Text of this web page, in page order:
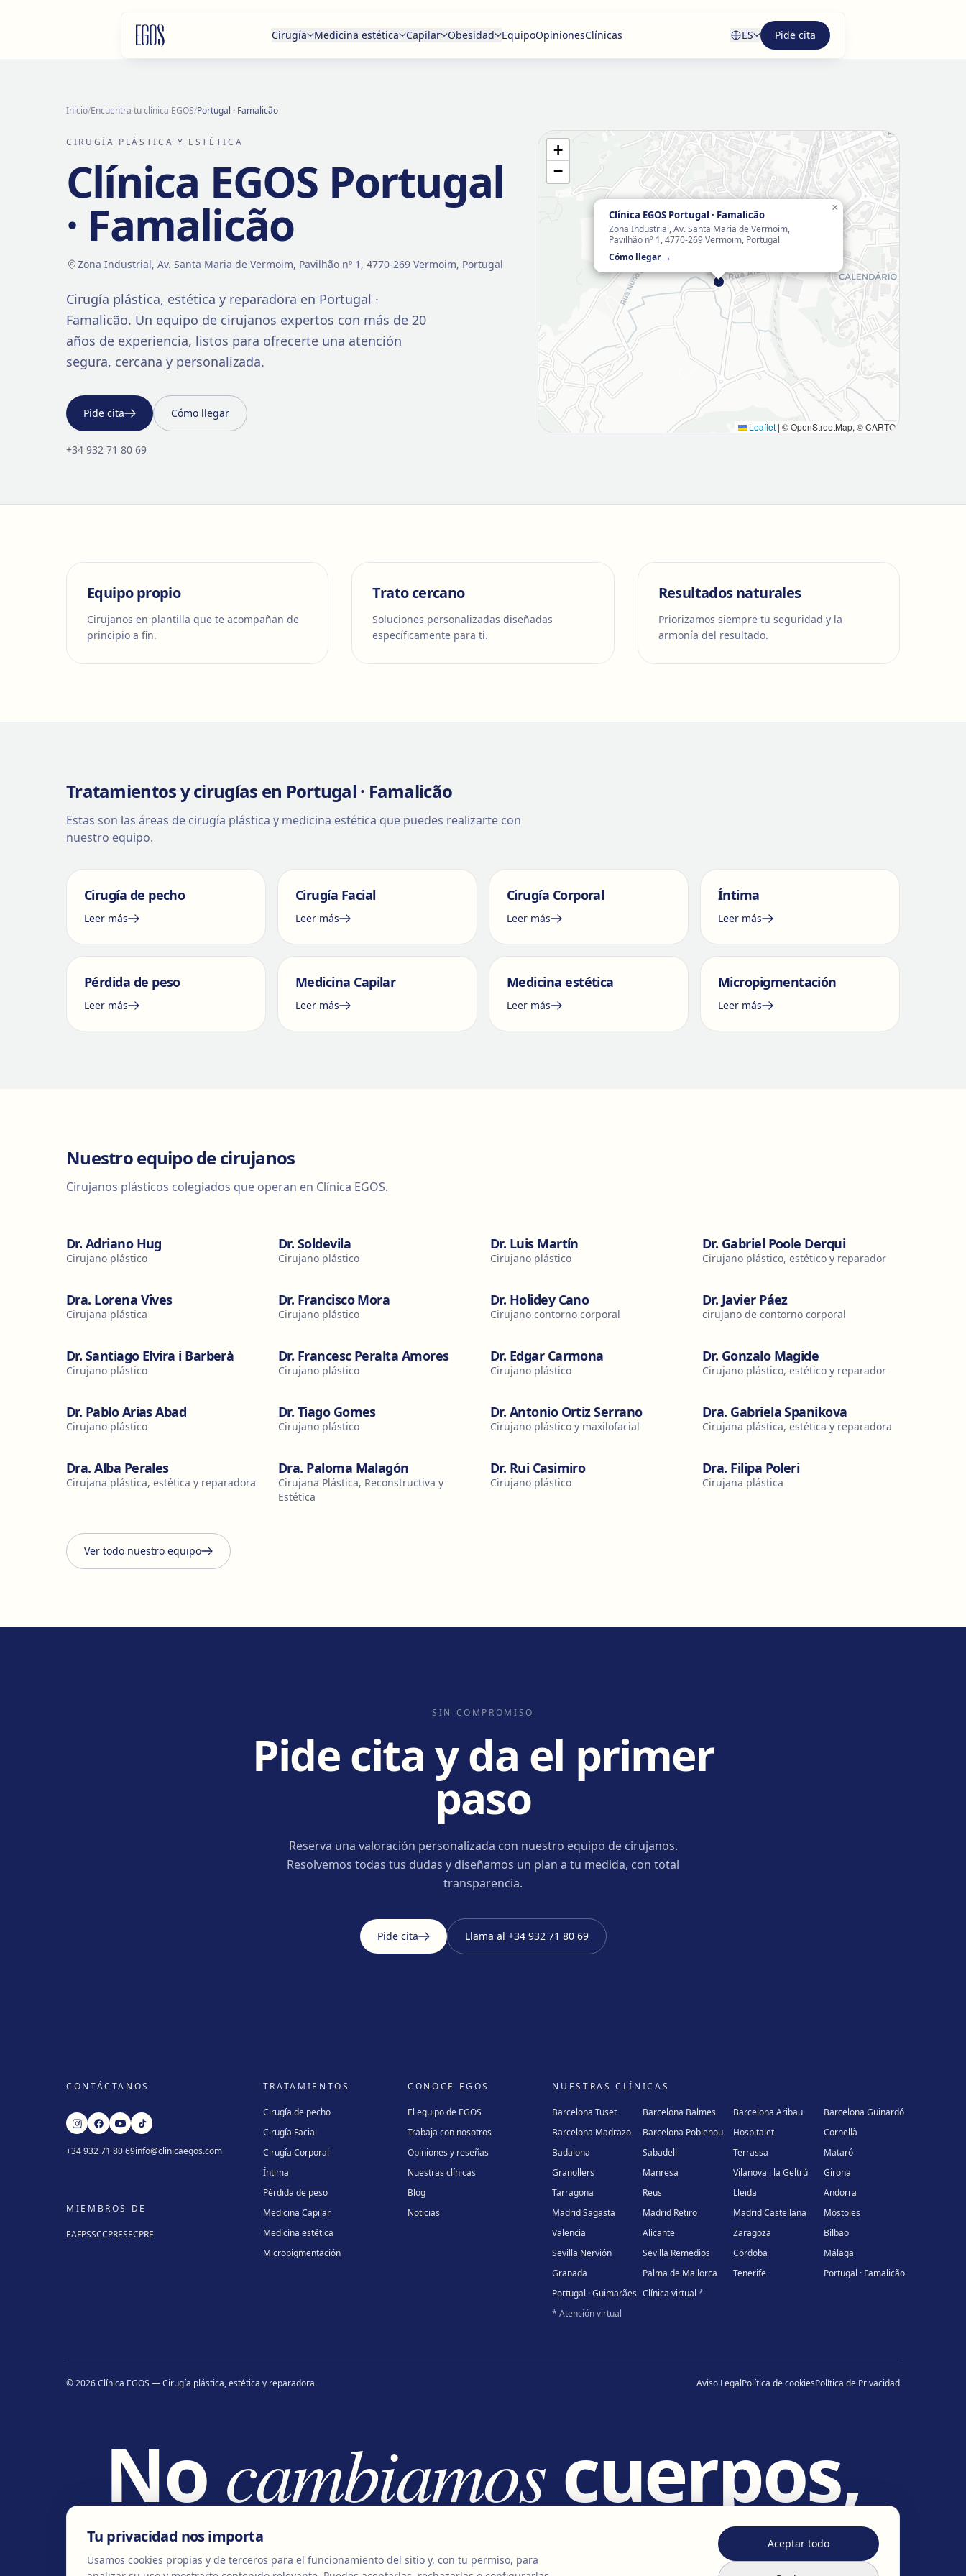
Cirugía Medicina estética Capilar Obesidad EquipoOpinionesClínicas ES Pide cita
Inicio/Encuentra tu clínica EGOS/Portugal · Famalicão
CIRUGÍA PLÁSTICA Y ESTÉTICA
Clínica EGOS Portugal
· Famalicão
Zona Industrial, Av. Santa Maria de Vermoim, Pavilhão nº 1, 4770-269 Vermoim, Portugal
Cirugía plástica, estética y reparadora en Portugal ·
Famalicão. Un equipo de cirujanos expertos con más de 20
años de experiencia, listos para ofrecerte una atención
segura, cercana y personalizada.
Pide cita Cómo llegar
+34 932 71 80 69
Clínica EGOS Portugal · Famalicão
Zona Industrial, Av. Santa Maria de Vermoim,
Pavilhão nº 1, 4770-269 Vermoim, Portugal
Cómo llegar →
×
+
−
Leaflet | © OpenStreetMap, © CARTO
Equipo propio
Cirujanos en plantilla que te acompañan de
principio a fin.
Trato cercano
Soluciones personalizadas diseñadas
específicamente para ti.
Resultados naturales
Priorizamos siempre tu seguridad y la
armonía del resultado.
Tratamientos y cirugías en Portugal · Famalicão
Estas son las áreas de cirugía plástica y medicina estética que puedes realizarte con
nuestro equipo.
Cirugía de pecho
Leer más
Cirugía Facial
Leer más
Cirugía Corporal
Leer más
Íntima
Leer más
Pérdida de peso
Leer más
Medicina Capilar
Leer más
Medicina estética
Leer más
Micropigmentación
Leer más
Nuestro equipo de cirujanos
Cirujanos plásticos colegiados que operan en Clínica EGOS.
Dr. Adriano Hug
Cirujano plástico
Dr. Soldevila
Cirujano plástico
Dr. Luis Martín
Cirujano plástico
Dr. Gabriel Poole Derqui
Cirujano plástico, estético y reparador
Dra. Lorena Vives
Cirujana plástica
Dr. Francisco Mora
Cirujano plástico
Dr. Holidey Cano
Cirujano contorno corporal
Dr. Javier Páez
cirujano de contorno corporal
Dr. Santiago Elvira i Barberà
Cirujano plástico
Dr. Francesc Peralta Amores
Cirujano plástico
Dr. Edgar Carmona
Cirujano plástico
Dr. Gonzalo Magide
Cirujano plástico, estético y reparador
Dr. Pablo Arias Abad
Cirujano plástico
Dr. Tiago Gomes
Cirujano plástico
Dr. Antonio Ortiz Serrano
Cirujano plástico y maxilofacial
Dra. Gabriela Spanikova
Cirujana plástica, estética y reparadora
Dra. Alba Perales
Cirujana plástica, estética y reparadora
Dra. Paloma Malagón
Cirujana Plástica, Reconstructiva y
Estética
Dr. Rui Casimiro
Cirujano plástico
Dra. Filipa Poleri
Cirujana plástica
Ver todo nuestro equipo
SIN COMPROMISO
Pide cita y da el primer
paso
Reserva una valoración personalizada con nuestro equipo de cirujanos.
Resolvemos todas tus dudas y diseñamos un plan a tu medida, con total
transparencia.
Pide cita Llama al +34 932 71 80 69
CONTÁCTANOS
+34 932 71 80 69info@clinicaegos.com
MIEMBROS DE
EAFPSSCCPRESECPRE
TRATAMIENTOS
Cirugía de pecho
Cirugía Facial
Cirugía Corporal
Íntima
Pérdida de peso
Medicina Capilar
Medicina estética
Micropigmentación
CONOCE EGOS
El equipo de EGOS
Trabaja con nosotros
Opiniones y reseñas
Nuestras clínicas
Blog
Noticias
NUESTRAS CLÍNICAS
Barcelona Tuset Barcelona Balmes Barcelona Aribau
Barcelona Guinardó
Barcelona Madrazo
Barcelona Poblenou Hospitalet
Cornellà
Badalona
Sabadell Terrassa
Mataró
Granollers
Manresa Vilanova i la Geltrú
Girona
Tarragona
Reus Lleida
Andorra
Madrid Sagasta
Madrid Retiro Madrid Castellana
Móstoles
Valencia
Alicante Zaragoza
Bilbao
Sevilla Nervión
Sevilla Remedios Córdoba
Málaga
Granada
Palma de Mallorca Tenerife
Portugal · Famalicão
Portugal · Guimarães Clínica virtual *
* Atención virtual
©2026Clínica EGOS — Cirugía plástica, estética y reparadora. Aviso LegalPolítica de cookiesPolítica de Privacidad
No cambiamoscuerpos,
cambiamos vidas.
Tu privacidad nos importa
Usamos cookies propias y de terceros para el funcionamiento del sitio y, con tu permiso, para
Aceptar todo